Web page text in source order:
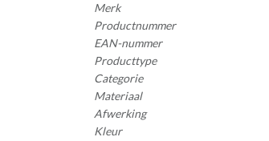
Merk
Productnummer
EAN-nummer
Producttype
Categorie
Materiaal
Afwerking
Kleur